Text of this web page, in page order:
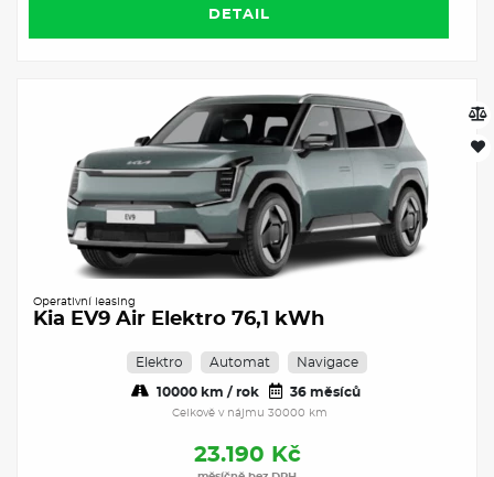
DETAIL
Operativní leasing
Kia EV9 Air Elektro 76,1 kWh
Elektro Automat Navigace
10000 km / rok 36 měsíců
Celkově v nájmu 30000 km
23.190 Kč